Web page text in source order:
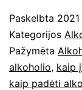
Paskelbta
Kategorijos
Pažymėta
alkoholio, kaip
kaip padėti